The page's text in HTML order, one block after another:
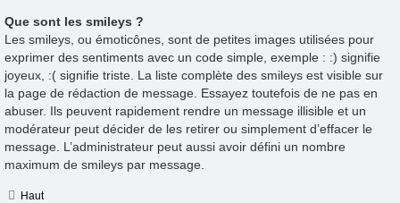
Que sont les smileys ?
Les smileys, ou émoticônes, sont de petites images utilisées pour
exprimer des sentiments avec un code simple, exemple : :) signifie
joyeux, :( signifie triste. La liste complète des smileys est visible sur
la page de rédaction de message. Essayez toutefois de ne pas en
abuser. Ils peuvent rapidement rendre un message illisible et un
modérateur peut décider de les retirer ou simplement d’effacer le
message. L’administrateur peut aussi avoir défini un nombre
maximum de smileys par message.
Haut